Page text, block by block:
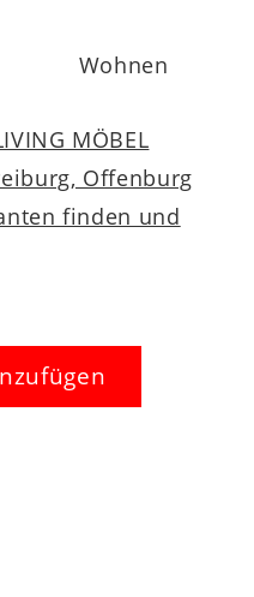
Wohnen
MÖBEL
Offenburg
finden und